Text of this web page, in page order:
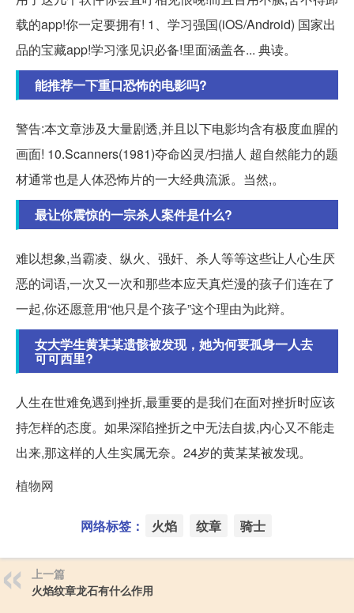
载的app!你一定要拥有! 1、学习强国(iOS/Android) 国家出
品的宝藏app!学习涨见识必备!里面涵盖各... 典读。
能推荐一下重口恐怖的电影吗?
警告:本文章涉及大量剧透,并且以下电影均含有极度血腥的
画面! 10.Scanners(1981)夺命凶灵/扫描人 超自然能力的题
材通常也是人体恐怖片的一大经典流派。当然,。
最让你震惊的一宗杀人案件是什么?
难以想象,当霸凌、纵火、强奸、杀人等等这些让人心生厌
恶的词语,一次又一次和那些本应天真烂漫的孩子们连在了
一起,你还愿意用“他只是个孩子”这个理由为此辩。
女大学生黄某某遗骸被发现，她为何要孤身一人去
可可西里?
人生在世难免遇到挫折,最重要的是我们在面对挫折时应该
持怎样的态度。如果深陷挫折之中无法自拔,内心又不能走
出来,那这样的人生实属无奈。24岁的黄某某被发现。
植物网
网络标签： 火焰 纹章 骑士
上一篇
火焰纹章龙石有什么作用